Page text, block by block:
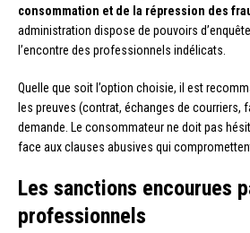
consommation et de la répression des
administration dispose de pouvoirs
l’encontre des professionnels indélicats.
Quelle que soit l’option choisie, il est
les preuves (contrat, échanges de courriers,
demande. Le consommateur ne doit pas
face aux clauses abusives qui
Les sanctions encourues
professionnels